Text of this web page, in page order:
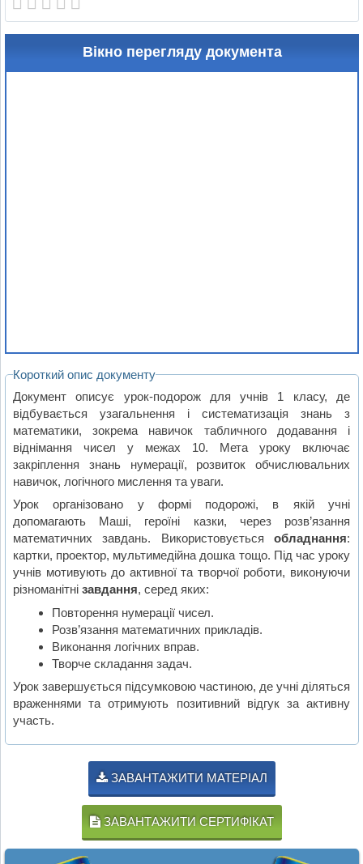
Вікно перегляду документа
Короткий опис документу
Документ описує урок-подорож для учнів 1 класу, де
відбувається узагальнення і систематизація знань з
математики, зокрема навичок табличного додавання і
віднімання чисел у межах 10. Мета уроку включає
закріплення знань нумерації, розвиток обчислювальних
навичок, логічного мислення та уваги.
Урок організовано у формі подорожі, в якій учні
допомагають Маші, героїні казки, через розв’язання
математичних завдань. Використовуєтьсяобладнання:
картки, проектор, мультимедійна дошка тощо. Під час уроку
учнів мотивують до активної та творчої роботи, виконуючи
різноманітнізавдання, серед яких:
Повторення нумерації чисел.
Розв’язання математичних прикладів.
Виконання логічних вправ.
Творче складання задач.
Урок завершується підсумковою частиною, де учні діляться
враженнями та отримують позитивний відгук за активну
участь.
ЗАВАНТАЖИТИ МАТЕРІАЛ
ЗАВАНТАЖИТИ СЕРТИФІКАТ